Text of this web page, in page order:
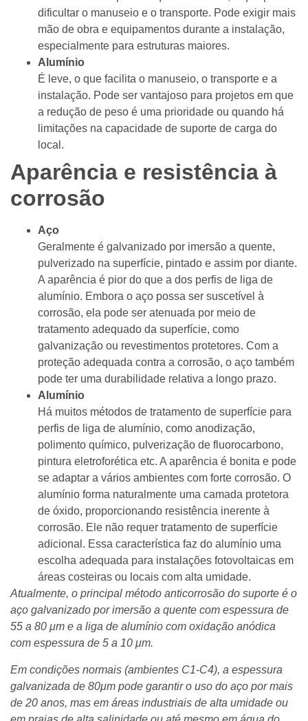
dificultar o manuseio e o transporte. Pode exigir mais
mão de obra e equipamentos durante a instalação,
especialmente para estruturas maiores.
Alumínio
É leve, o que facilita o manuseio, o transporte e a
instalação. Pode ser vantajoso para projetos em que
a redução de peso é uma prioridade ou quando há
limitações na capacidade de suporte de carga do
local.
Aparência e resistência à
corrosão
Aço
Geralmente é galvanizado por imersão a quente,
pulverizado na superfície, pintado e assim por diante.
A aparência é pior do que a dos perfis de liga de
alumínio. Embora o aço possa ser suscetível à
corrosão, ela pode ser atenuada por meio de
tratamento adequado da superfície, como
galvanização ou revestimentos protetores. Com a
proteção adequada contra a corrosão, o aço também
pode ter uma durabilidade relativa a longo prazo.
Alumínio
Há muitos métodos de tratamento de superfície para
perfis de liga de alumínio, como anodização,
polimento químico, pulverização de fluorocarbono,
pintura eletroforética etc. A aparência é bonita e pode
se adaptar a vários ambientes com forte corrosão. O
alumínio forma naturalmente uma camada protetora
de óxido, proporcionando resistência inerente à
corrosão. Ele não requer tratamento de superfície
adicional. Essa característica faz do alumínio uma
escolha adequada para instalações fotovoltaicas em
áreas costeiras ou locais com alta umidade.
Atualmente, o principal método anticorrosão do suporte é o
aço galvanizado por imersão a quente com espessura de
55 a 80 μm e a liga de alumínio com oxidação anódica
com espessura de 5 a 10 μm.
Em condições normais (ambientes C1-C4), a espessura
galvanizada de 80μm pode garantir o uso do aço por mais
de 20 anos, mas em áreas industriais de alta umidade ou